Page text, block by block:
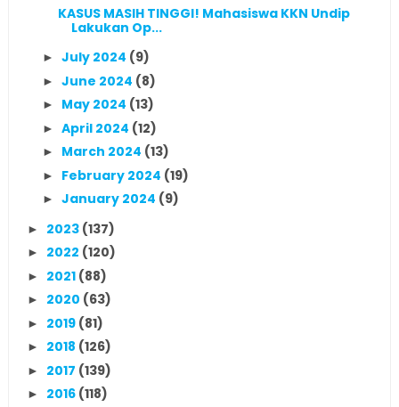
KASUS MASIH TINGGI! Mahasiswa KKN Undip
Lakukan Op...
► July 2024 (9)
► June 2024 (8)
► May 2024 (13)
► April 2024 (12)
► March 2024 (13)
► February 2024 (19)
► January 2024 (9)
► 2023 (137)
► 2022 (120)
► 2021 (88)
► 2020 (63)
► 2019 (81)
► 2018 (126)
► 2017 (139)
► 2016 (118)